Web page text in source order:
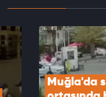
Mersin'deki futbol
birbirlerine girdiler
VIDEOYU İZLE
Muğla'da